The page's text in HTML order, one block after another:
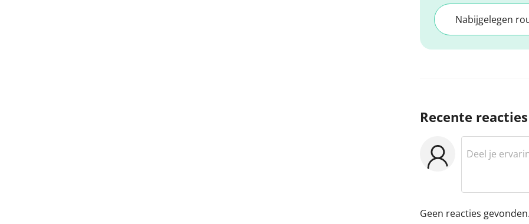
Nabijgelegen
Recente reacties
Geen reacties gevonden.